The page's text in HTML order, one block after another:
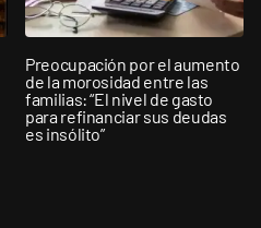
Preocupación por el aumento
de la morosidad entre las
familias: “El nivel de gasto
para refinanciar sus deudas
es insólito”